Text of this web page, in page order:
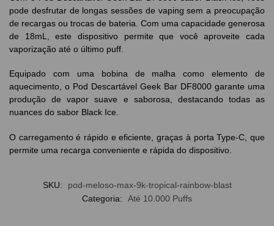
pode desfrutar de longas sessões de vaping sem a preocupação
de recargas ou trocas de bateria. Com uma capacidade generosa
de 18mL, este dispositivo permite que você aproveite cada
vaporização até o último puff.
Equipado com uma bobina de malha como elemento de
aquecimento, o Pod Descartável Geek Bar DF8000 garante uma
produção de vapor suave e saborosa, destacando todas as
nuances do sabor Black Ice.
O carregamento é rápido e eficiente, graças à porta Type-C, que
permite uma recarga conveniente e rápida do dispositivo.
SKU:
pod-meloso-max-9k-tropical-rainbow-blast
Categoria:
Até 10.000 Puffs